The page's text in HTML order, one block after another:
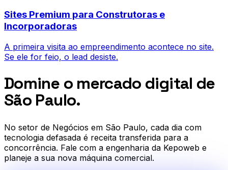
Sites Premium para Construtoras e
Incorporadoras
A primeira visita ao empreendimento acontece no site.
Se ele for feio, o lead desiste.
Domine o mercado digital de
São Paulo.
No setor de Negócios em São Paulo, cada dia com
tecnologia defasada é receita transferida para a
concorrência. Fale com a engenharia da Kepoweb e
planeje a sua nova máquina comercial.